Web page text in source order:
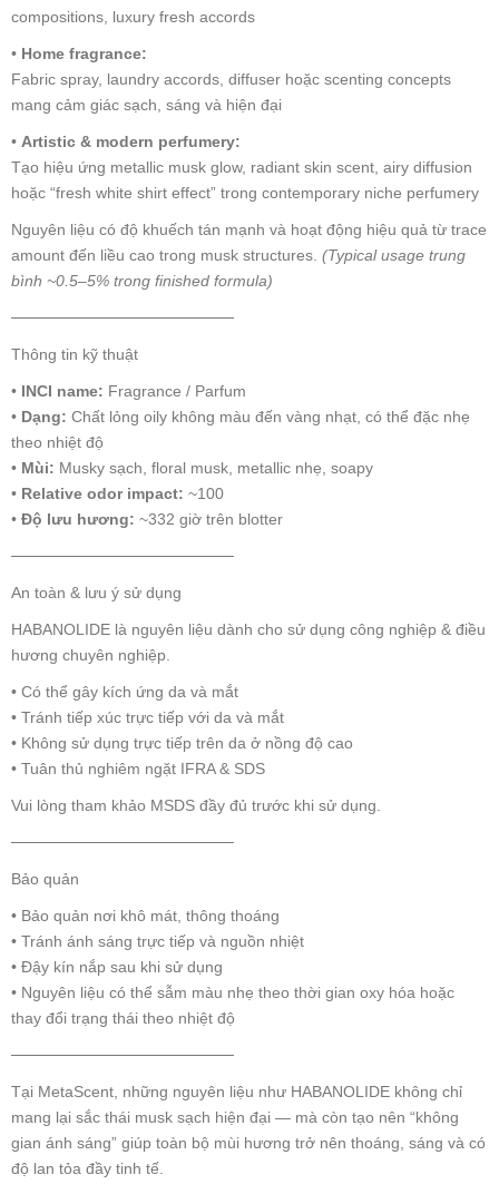
compositions, luxury fresh accords
• Home fragrance:
Fabric spray, laundry accords, diffuser hoặc scenting concepts
mang cảm giác sạch, sáng và hiện đại
• Artistic & modern perfumery:
Tạo hiệu ứng metallic musk glow, radiant skin scent, airy diffusion
hoặc “fresh white shirt effect” trong contemporary niche perfumery
Nguyên liệu có độ khuếch tán mạnh và hoạt động hiệu quả từ trace
amount đến liều cao trong musk structures. (Typical usage trung
bình ~0.5–5% trong finished formula)
────────────────────
Thông tin kỹ thuật
• INCI name: Fragrance / Parfum
• Dạng: Chất lỏng oily không màu đến vàng nhạt, có thể đặc nhẹ
theo nhiệt độ
• Mùi: Musky sạch, floral musk, metallic nhẹ, soapy
• Relative odor impact: ~100
• Độ lưu hương: ~332 giờ trên blotter
────────────────────
An toàn & lưu ý sử dụng
HABANOLIDE là nguyên liệu dành cho sử dụng công nghiệp & điều
hương chuyên nghiệp.
• Có thể gây kích ứng da và mắt
• Tránh tiếp xúc trực tiếp với da và mắt
• Không sử dụng trực tiếp trên da ở nồng độ cao
• Tuân thủ nghiêm ngặt IFRA & SDS
Vui lòng tham khảo MSDS đầy đủ trước khi sử dụng.
────────────────────
Bảo quản
• Bảo quản nơi khô mát, thông thoáng
• Tránh ánh sáng trực tiếp và nguồn nhiệt
• Đậy kín nắp sau khi sử dụng
• Nguyên liệu có thể sẫm màu nhẹ theo thời gian oxy hóa hoặc
thay đổi trạng thái theo nhiệt độ
────────────────────
Tại MetaScent, những nguyên liệu như HABANOLIDE không chỉ
mang lại sắc thái musk sạch hiện đại — mà còn tạo nên “không
gian ánh sáng” giúp toàn bộ mùi hương trở nên thoáng, sáng và có
độ lan tỏa đầy tinh tế.